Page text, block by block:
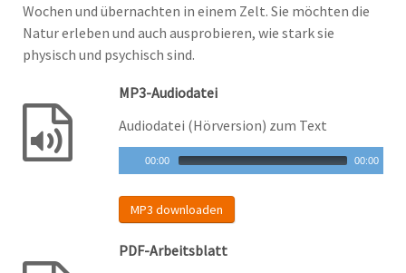
Wochen und übernachten in einem Zelt. Sie möchten die
Natur erleben und auch ausprobieren, wie stark sie
physisch und psychisch sind.
MP3-Audiodatei
Audiodatei (Hörversion) zum Text
00:00 00:00
MP3 downloaden
PDF-Arbeitsblatt